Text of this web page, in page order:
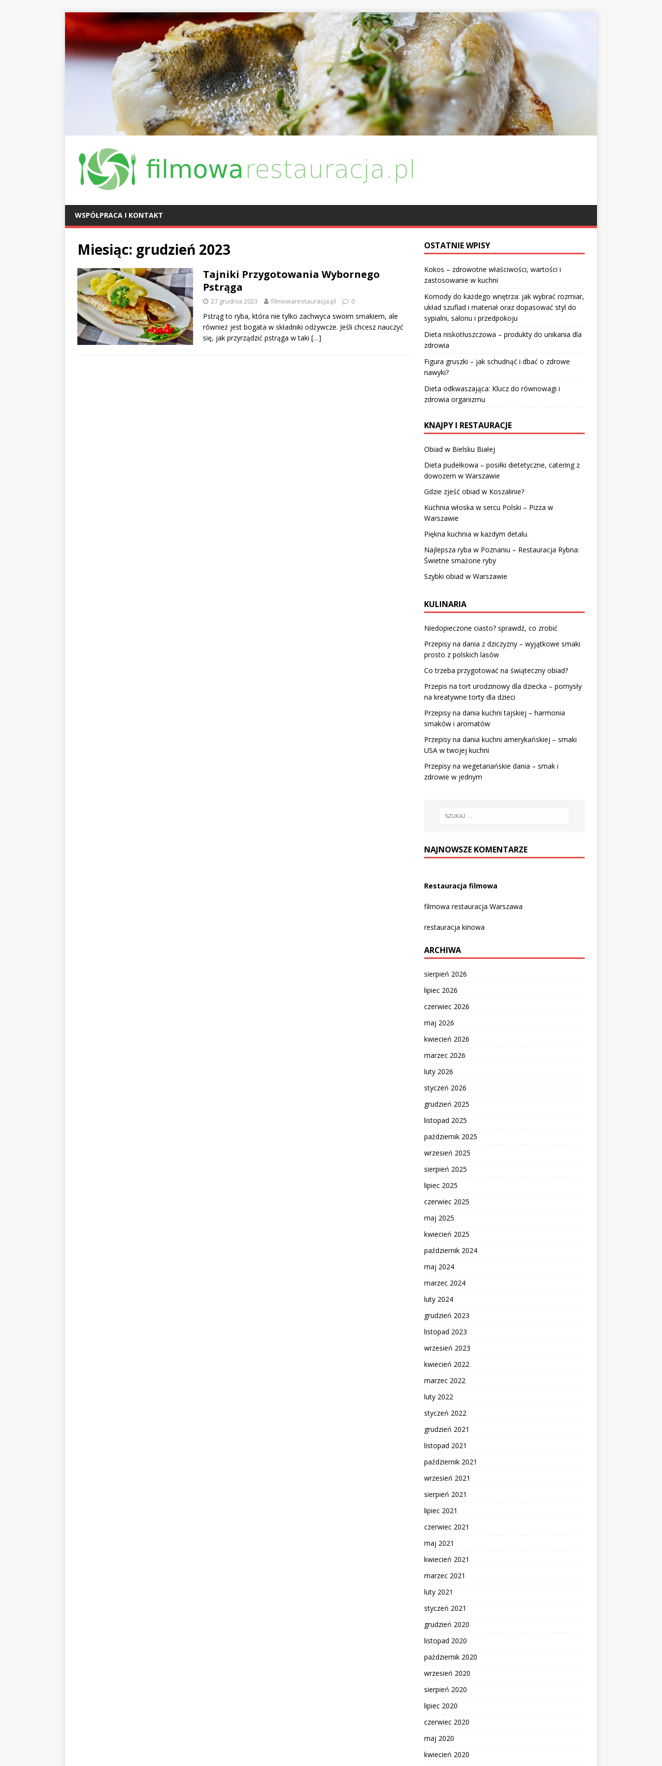
WSPÓŁPRACA I KONTAKT
Miesiąc: grudzień 2023
Tajniki Przygotowania Wybornego
Pstrąga
27 grudnia 2023 filmowarestauracja.pl 0
Pstrąg to ryba, która nie tylko zachwyca swoim smakiem, ale
również jest bogata w składniki odżywcze. Jeśli chcesz nauczyć
się, jak przyrządzić pstrąga w taki […]
OSTATNIE WPISY
Kokos – zdrowotne właściwości, wartości i
zastosowanie w kuchni
Komody do każdego wnętrza: jak wybrać rozmiar,
układ szuflad i materiał oraz dopasować styl do
sypialni, salonu i przedpokoju
Dieta niskotłuszczowa – produkty do unikania dla
zdrowia
Figura gruszki – jak schudnąć i dbać o zdrowe
nawyki?
Dieta odkwaszająca: Klucz do równowagi i
zdrowia organizmu
KNAJPY I RESTAURACJE
Obiad w Bielsku Białej
Dieta pudełkowa – posiłki dietetyczne, catering z
dowozem w Warszawie
Gdzie zjeść obiad w Koszalinie?
Kuchnia włoska w sercu Polski – Pizza w
Warszawie
Piękna kuchnia w każdym detalu.
Najlepsza ryba w Poznaniu – Restauracja Rybna:
Świetne smażone ryby
Szybki obiad w Warszawie
KULINARIA
Niedopieczone ciasto? sprawdź, co zrobić
Przepisy na dania z dziczyzny – wyjątkowe smaki
prosto z polskich lasów
Co trzeba przygotować na świąteczny obiad?
Przepis na tort urodzinowy dla dziecka – pomysły
na kreatywne torty dla dzieci
Przepisy na dania kuchni tajskiej – harmonia
smaków i aromatów
Przepisy na dania kuchni amerykańskiej – smaki
USA w twojej kuchni
Przepisy na wegetariańskie dania – smak i
zdrowie w jednym
NAJNOWSZE KOMENTARZE
Restauracja filmowa
filmowa restauracja Warszawa
restauracja kinowa
ARCHIWA
sierpień 2026
lipiec 2026
czerwiec 2026
maj 2026
kwiecień 2026
marzec 2026
luty 2026
styczeń 2026
grudzień 2025
listopad 2025
październik 2025
wrzesień 2025
sierpień 2025
lipiec 2025
czerwiec 2025
maj 2025
kwiecień 2025
październik 2024
maj 2024
marzec 2024
luty 2024
grudzień 2023
listopad 2023
wrzesień 2023
kwiecień 2022
marzec 2022
luty 2022
styczeń 2022
grudzień 2021
listopad 2021
październik 2021
wrzesień 2021
sierpień 2021
lipiec 2021
czerwiec 2021
maj 2021
kwiecień 2021
marzec 2021
luty 2021
styczeń 2021
grudzień 2020
listopad 2020
październik 2020
wrzesień 2020
sierpień 2020
lipiec 2020
czerwiec 2020
maj 2020
kwiecień 2020